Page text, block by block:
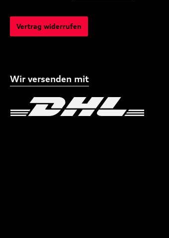
Vertrag widerrufen
Wir versenden mit